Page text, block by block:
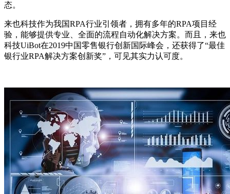
态。
来也科技作为我国RPA行业引领者，拥有多年的RPA项目经
验，能够提供专业、全面的流程自动化解决方案。而且，来也
科技UiBot在2019中国零售银行创新国际峰会，还获得了“最佳
银行业RPA解决方案创新奖”，可见其实力认可度。